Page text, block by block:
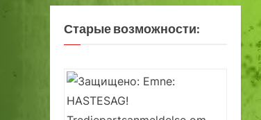
Старые возможности: